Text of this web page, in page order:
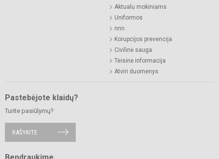
Aktualu mokiniams
Uniformos
nnn
Korupcijos prevencija
Civilinė sauga
Teisinė informacija
Atviri duomenys
Pastebėjote klaidų?
Turite pasiūlymų?
RAŠYKITE